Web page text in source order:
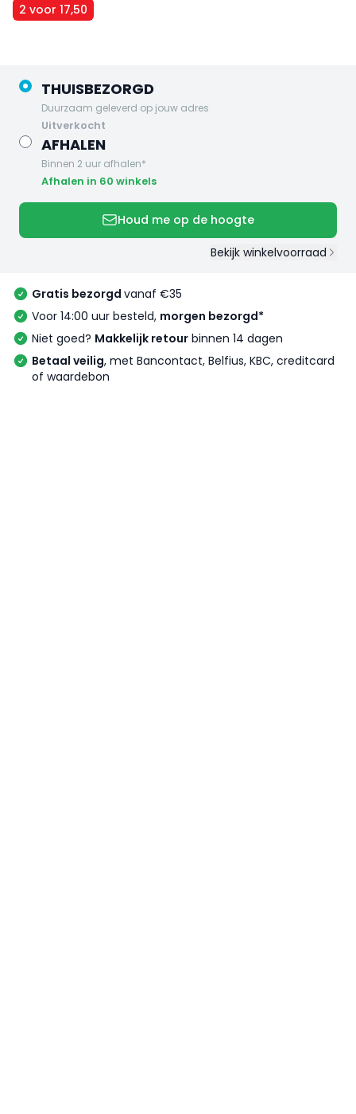
2 voor 17,50
THUISBEZORGD
Duurzaam geleverd op jouw adres
uitverkocht
AFHALEN
Binnen 2 uur afhalen*
Afhalen in 60 winkels
Houd me op de hoogte
Bekijk winkelvoorraad
Gratis bezorgd vanaf €35
Voor 14:00 uur besteld, morgen bezorgd*
Niet goed? Makkelijk retour binnen 14 dagen
Betaal veilig, met Bancontact, Belfius, KBC, creditcard
of waardebon